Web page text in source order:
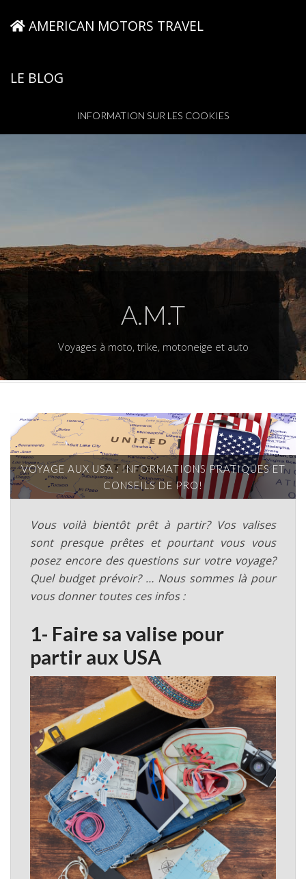
AMERICAN MOTORS TRAVEL
LE BLOG
INFORMATION SUR LES COOKIES
A.M.T
Voyages à moto, trike, motoneige et auto
VOYAGE AUX USA : INFORMATIONS PRATIQUES ET
CONSEILS DE PRO!
Vous voilà bientôt prêt à partir? Vos valises
sont presque prêtes et pourtant vous vous
posez encore des questions sur votre voyage?
Quel budget prévoir? … Nous sommes là pour
vous donner toutes ces infos :
1- Faire sa valise pour
partir aux USA